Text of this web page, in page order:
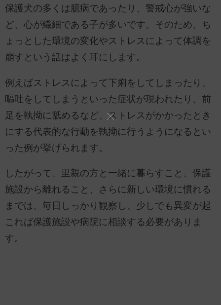
保護犬の多くは臆病であったり、警戒心が強いな
ど、心が繊細である子が多いです。そのため、ち
ょっとした環境の変化やストレスによって体調を
崩すという話はよく耳にします。
例えばストレスによって下痢をしてしまったり、
嘔吐をしてしまうといった症状が現われたり、前
足を執拗に舐めるなど、ストレスがかかったとき
にする代表的な行動を執拗に行うようになるとい
った例が挙げられます。
したがって、里親の方と一緒に暮らすこと、保護
施設から離れること、さらに新しい環境に慣れる
までは、毎日しっかり観察し、少しでも異変が起
これば保護施設や病院に相談する必要がありま
す。